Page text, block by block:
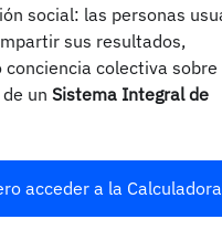
social: las personas
sus resultados,
conciencia colectiva sobre
un Sistema Integral de
acceder a la Calculadora